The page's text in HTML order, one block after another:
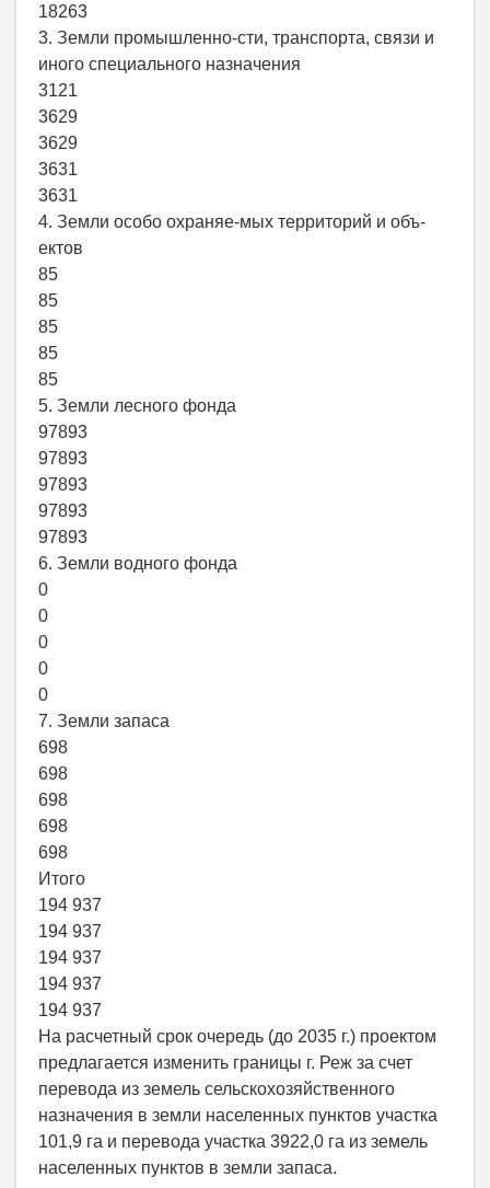
18263
3. Земли промышленно-сти, транспорта, связи и
иного специального назначения
3121
3629
3629
3631
3631
4. Земли особо охраняе-мых территорий и объ-
ектов
85
85
85
85
85
5. Земли лесного фонда
97893
97893
97893
97893
97893
6. Земли водного фонда
0
0
0
0
0
7. Земли запаса
698
698
698
698
698
Итого
194 937
194 937
194 937
194 937
194 937
На расчетный срок очередь (до 2035 г.) проектом
предлагается изменить границы г. Реж за счет
перевода из земель сельскохозяйственного
назначения в земли населенных пунктов участка
101,9 га и перевода участка 3922,0 га из земель
населенных пунктов в земли запаса.